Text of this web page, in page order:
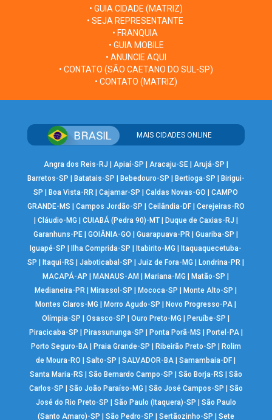
• GUIA CIDADE (MATRIZ)
• SEJA REPRESENTANTE
• FRANQUIA
• GUIA MOBILE
• ANUNCIE AQUI
• CONTATO (SÃO CAETANO DO SUL-SP)
• CONTATO (MATRIZ)
MAIS CIDADES ONLINE
Angra dos Reis-RJ Apiaí-SP Aracaju-SE| Arujá-SP
Barretos-SP
Batatais-SP Bebedouro-SP Bertioga-SP
Birigui-
SP
Boa Vista-RR |Cajamar-SP |Caldas Novas-GO |CAMPO
GRANDE-MS
Campos Jordão-SP Ceilândia-DF| Cerejeiras-RO
Cláudio-MG CUIABÁ (Pedra 90)-MT| Duque de Caxias-RJ
Garanhuns-PE |GOIÂNIA-GO |Guarapuava-PR |Guariba-SP
Iguapé-SP
Ilha Comprida-SP Itabirito-MG
Itaquaquecetuba-
SP
Itaqui-RS |Jaboticabal-SP |Juiz de Fora-MG Londrina-PR
MACAPÁ-AP
MANAUS-AM Mariana-MG Matão-SP
Medianeira-PR
Mirassol-SP Mococa-SP Monte Alto-SP
Montes Claros-MG
Morro Agudo-SP Novo Progresso-PA
Olímpia-SP
|Osasco-SP |Ouro Preto-MG Peruíbe-SP
Piracicaba-SP
Pirassununga-SP Ponta Porã-MS Portel-PA|
Porto Seguro-BA| Praia Grande-SP Ribeirão Preto-SP
Rolim
de Moura-RO
|Salto-SP |SALVADOR-BA |Samambaia-DF
Santa Maria-RS
São Bernardo Campo-SP São Borja-RS
São
Carlos-SP
São João Paraíso-MG São José Campos-SP
São
José do Rio Preto-SP
São Paulo (Itaquera)-SP
São Paulo
(Santo Amaro)-SP
São Pedro-SP Sertãozinho-SP Sete